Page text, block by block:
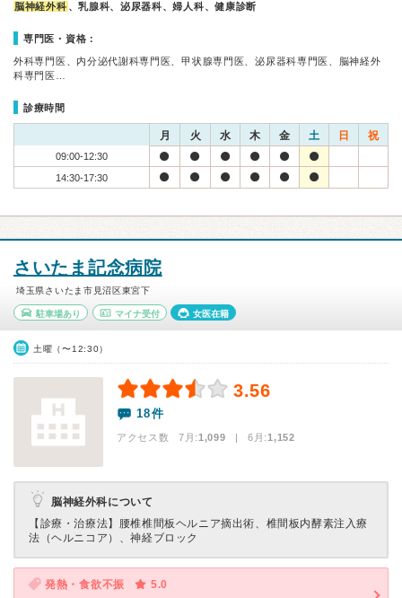
脳神経外科 、乳腺科、泌尿器科、婦人科、健康診断
専門医・資格：
外科専門医、内分泌代謝科専門医、甲状腺専門医、泌尿器科専門医、脳神経外
科専門医…
診療時間
月 火 水 木 金 土 日 祝
09:00-12:30
14:30-17:30
さいたま記念病院
埼玉県さいたま市見沼区東宮下
駐車場あり マイナ受付 女医在籍
土曜（〜12:30）
3.56
18件
アクセス数 7月:1,099 | 6月:1,152
脳神経外科について
【診療・治療法】
腰椎椎間板ヘルニア摘出術、椎間板内酵素注入療
法（ヘルニコア）、神経ブロック
発熱・食欲不振 5.0